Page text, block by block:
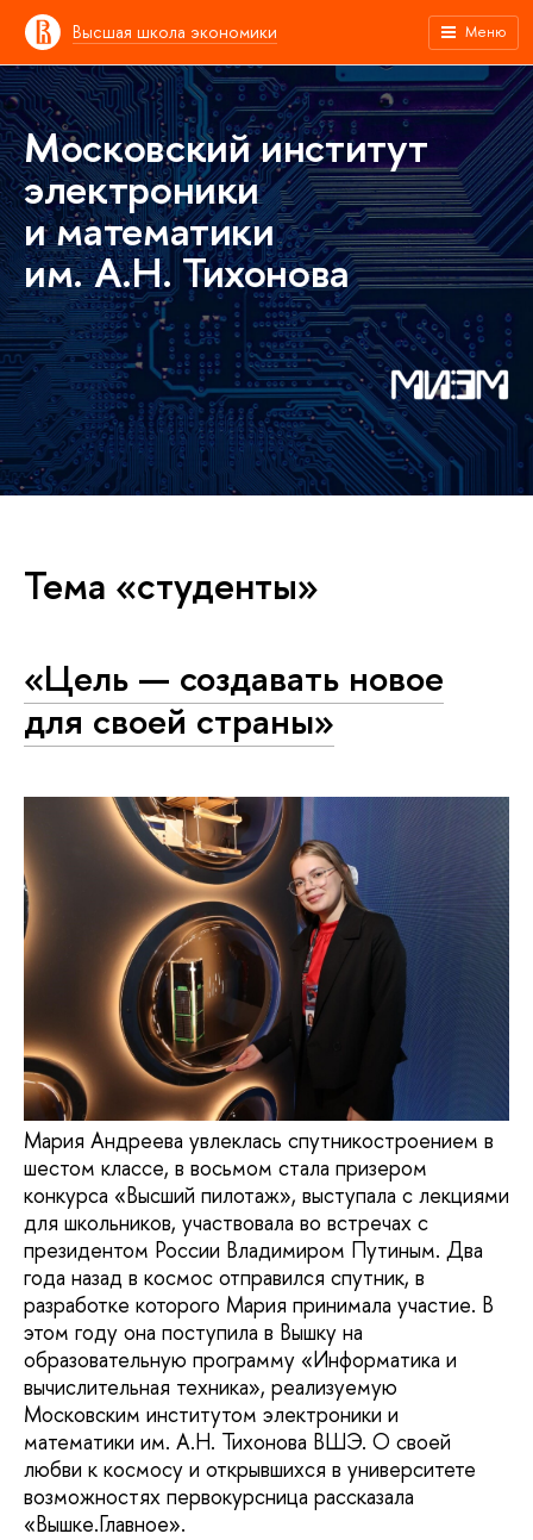
Высшая школа экономики Меню
Московский институт
электроники
и математики
им. А.Н. Тихонова
Тема «студенты»
«Цель — создавать новое
для своей страны»
Мария Андреева увлеклась спутникостроением в
шестом классе, в восьмом стала призером
конкурса «Высший пилотаж», выступала с лекциями
для школьников, участвовала во встречах с
президентом России Владимиром Путиным. Два
года назад в космос отправился спутник, в
разработке которого Мария принимала участие. В
этом году она поступила в Вышку на
образовательную программу «Информатика и
вычислительная техника», реализуемую
Московским институтом электроники и
математики им. А.Н. Тихонова ВШЭ. О своей
любви к космосу и открывшихся в университете
возможностях первокурсница рассказала
«Вышке.Главное».